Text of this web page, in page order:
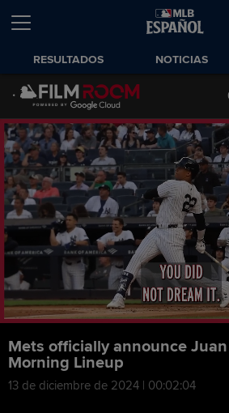
RESULTADOS NOTICIAS
Mets officially announce Juan
Morning Lineup
13 de diciembre de 2024 | 00:02:04